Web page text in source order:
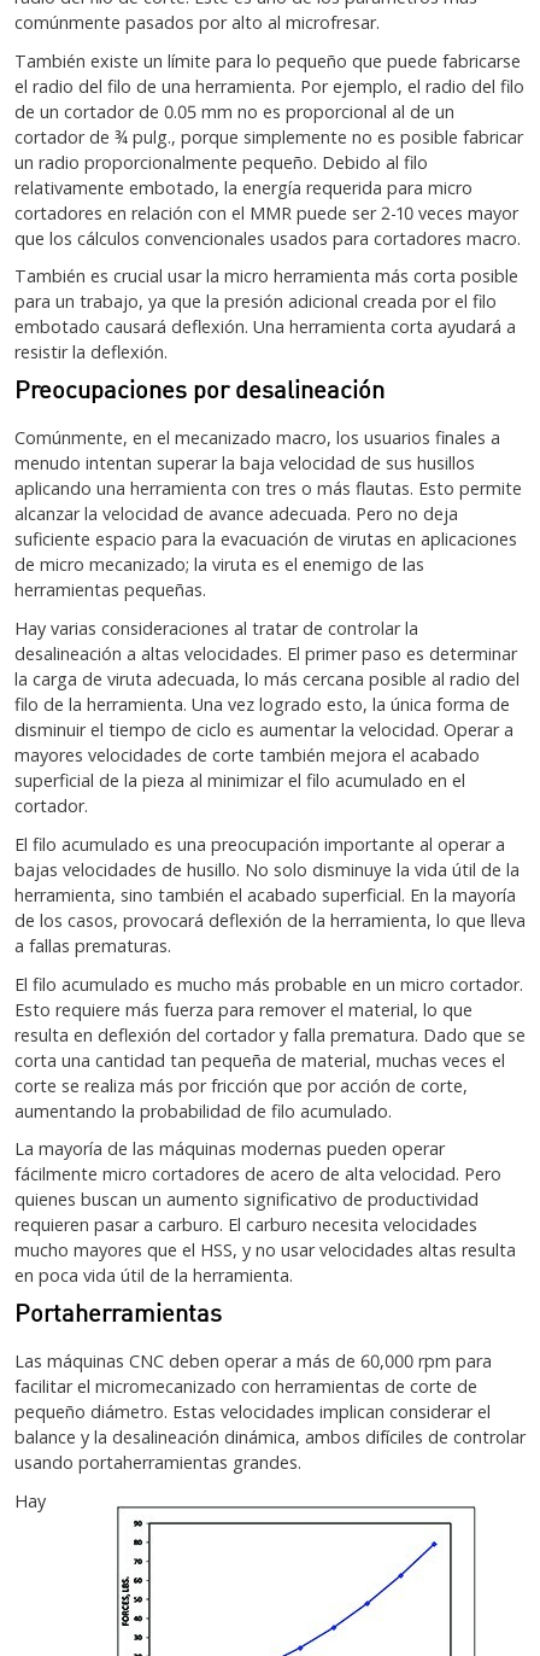
comúnmente pasados por alto al microfresar.
También existe un límite para lo pequeño que puede fabricarse
el radio del filo de una herramienta. Por ejemplo, el radio del filo
de un cortador de 0.05 mm no es proporcional al de un
cortador de ¾ pulg., porque simplemente no es posible fabricar
un radio proporcionalmente pequeño. Debido al filo
relativamente embotado, la energía requerida para micro
cortadores en relación con el MMR puede ser 2-10 veces mayor
que los cálculos convencionales usados para cortadores macro.
También es crucial usar la micro herramienta más corta posible
para un trabajo, ya que la presión adicional creada por el filo
embotado causará deflexión. Una herramienta corta ayudará a
resistir la deflexión.
Preocupaciones por desalineación
Comúnmente, en el mecanizado macro, los usuarios finales a
menudo intentan superar la baja velocidad de sus husillos
aplicando una herramienta con tres o más flautas. Esto permite
alcanzar la velocidad de avance adecuada. Pero no deja
suficiente espacio para la evacuación de virutas en aplicaciones
de micro mecanizado; la viruta es el enemigo de las
herramientas pequeñas.
Hay varias consideraciones al tratar de controlar la
desalineación a altas velocidades. El primer paso es determinar
la carga de viruta adecuada, lo más cercana posible al radio del
filo de la herramienta. Una vez logrado esto, la única forma de
disminuir el tiempo de ciclo es aumentar la velocidad. Operar a
mayores velocidades de corte también mejora el acabado
superficial de la pieza al minimizar el filo acumulado en el
cortador.
El filo acumulado es una preocupación importante al operar a
bajas velocidades de husillo. No solo disminuye la vida útil de la
herramienta, sino también el acabado superficial. En la mayoría
de los casos, provocará deflexión de la herramienta, lo que lleva
a fallas prematuras.
El filo acumulado es mucho más probable en un micro cortador.
Esto requiere más fuerza para remover el material, lo que
resulta en deflexión del cortador y falla prematura. Dado que se
corta una cantidad tan pequeña de material, muchas veces el
corte se realiza más por fricción que por acción de corte,
aumentando la probabilidad de filo acumulado.
La mayoría de las máquinas modernas pueden operar
fácilmente micro cortadores de acero de alta velocidad. Pero
quienes buscan un aumento significativo de productividad
requieren pasar a carburo. El carburo necesita velocidades
mucho mayores que el HSS, y no usar velocidades altas resulta
en poca vida útil de la herramienta.
Portaherramientas
Las máquinas CNC deben operar a más de 60,000 rpm para
facilitar el micromecanizado con herramientas de corte de
pequeño diámetro. Estas velocidades implican considerar el
balance y la desalineación dinámica, ambos difíciles de controlar
usando portaherramientas grandes.
Hay